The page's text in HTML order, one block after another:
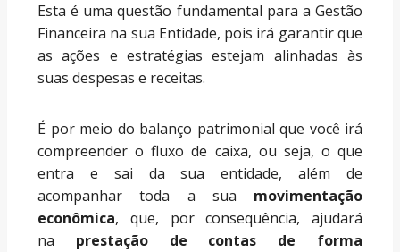
Esta é uma questão fundamental para a Gestão
Financeira na sua Entidade, pois irá garantir que
as ações e estratégias estejam alinhadas às
suas despesas e receitas.
É por meio do balanço patrimonial que você irá
compreender o fluxo de caixa, ou seja, o que
entra e sai da sua entidade, além de
acompanhar toda a sua movimentação
econômica, que, por consequência, ajudará
na prestação de contas de forma